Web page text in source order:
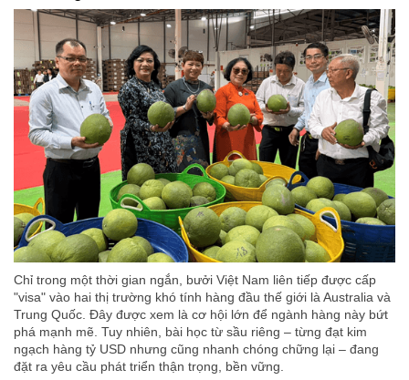
Chỉ trong một thời gian ngắn, bưởi Việt Nam liên tiếp được cấp
"visa" vào hai thị trường khó tính hàng đầu thế giới là Australia và
Trung Quốc. Đây được xem là cơ hội lớn để ngành hàng này bứt
phá mạnh mẽ. Tuy nhiên, bài học từ sầu riêng – từng đạt kim
ngạch hàng tỷ USD nhưng cũng nhanh chóng chững lại – đang
đặt ra yêu cầu phát triển thận trọng, bền vững.